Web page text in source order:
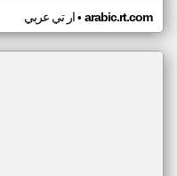
ار تي عربي• arabic.rt.com